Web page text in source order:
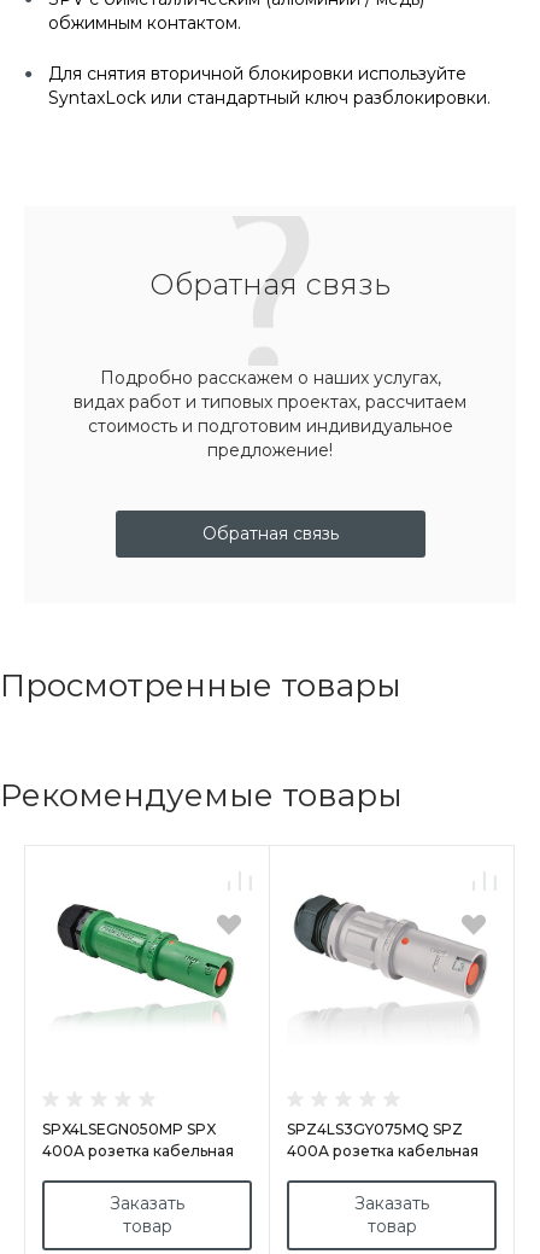
обжимным контактом.
Для снятия вторичной блокировки используйте
SyntaxLock или стандартный ключ разблокировки.
Обратная связь
Подробно расскажем о наших услугах,
видах работ и типовых проектах, рассчитаем
стоимость и подготовим индивидуальное
предложение!
Обратная связь
Просмотренные товары
Рекомендуемые товары
SPX4LSEGN050MP SPX
400А розетка кабельная
Заказать
товар
SPZ4LS3GY075MQ SPZ
400А розетка кабельная
Заказать
товар